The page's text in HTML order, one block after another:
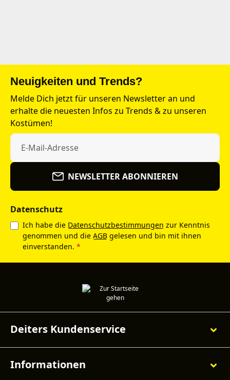
Neuigkeiten und Trends?
Melde Dich jetzt für unseren Newsletter an und
erhalte die neuesten Infos zu Trends & zu unseren
Kostümen!
NEWSLETTER ABONNIEREN
Datenschutz
Ich habe die Datenschutzbestimmungen zur Kenntnis
genommen und die AGB gelesen und bin mit ihnen
einverstanden. *
Deiters Kundenservice
Informationen